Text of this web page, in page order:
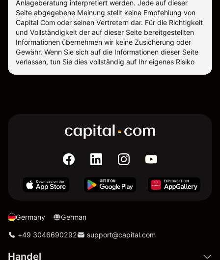
Anlageberatung interpretiert werden. Jede auf dieser
Seite abgegebene Meinung stellt keine Empfehlung von
Capital Com oder seinen Vertretern dar. Für die Richtigkeit
und Vollständigkeit der auf dieser Seite bereitgestellten
Informationen übernehmen wir keine Zusicherung oder
Gewähr. Wenn Sie sich auf die Informationen dieser Seite
verlassen, tun Sie dies vollständig auf Ihr eigenes Risiko
Germany German
+49 3046690292 support@capital.com
Handel